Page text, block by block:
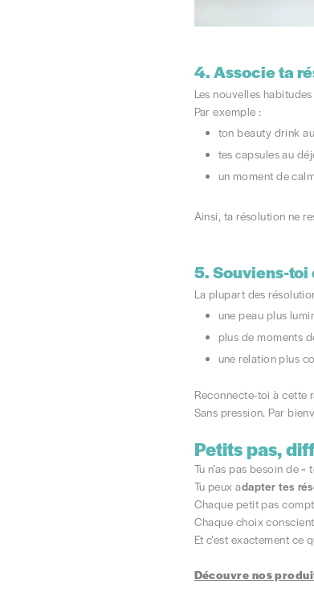
4. Associe ta
Les nouvelles
Par exemple :
ton beauty drink
tes capsules au
un moment de
Ainsi, ta résolution ne
5. Souviens-toi
La plupart des
une peau plus
plus de moments
une relation plus
Reconnecte-toi à cette
Sans pression. Par
Petits pas,
Tu n’as pas besoin de
Tu peux adapter tes
Chaque petit pas
Chaque choix
Et c’est exactement ce
Découvre nos